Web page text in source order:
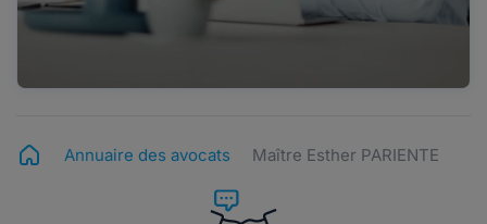
Annuaire des avocats Maître Esther PARIENTE